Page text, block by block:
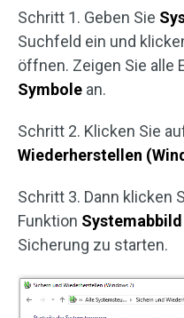
Schritt 1. Geben Sie
Suchfeld ein und
öffnen. Zeigen Sie alle
Symbole an.
Schritt 2. Klicken Sie
Wiederherstellen
Schritt 3. Dann klicken
Funktion
Sicherung zu starten.